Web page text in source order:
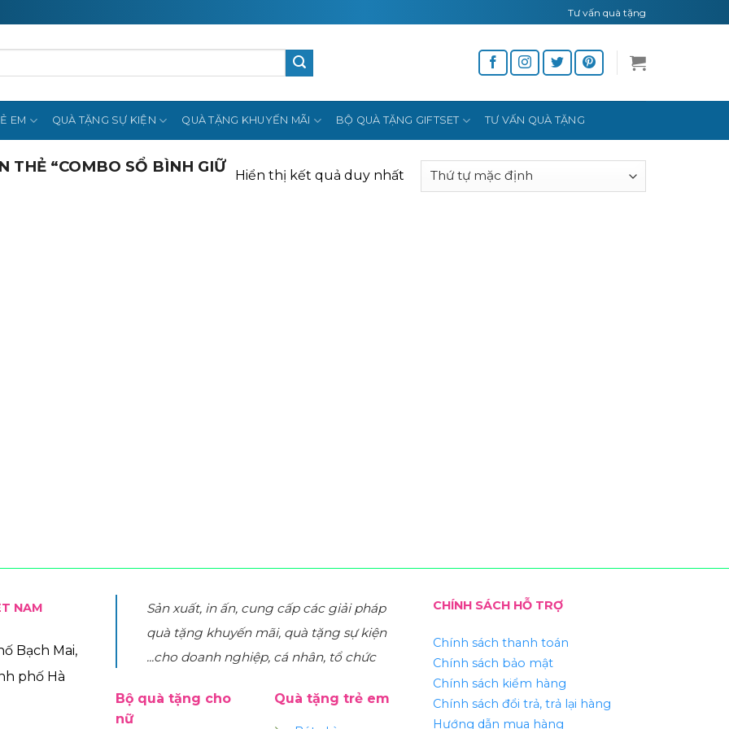
Tư vấn quà tặng
EM QUÀ TẶNG SỰ KIỆN QUÀ TẶNG KHUYẾN MÃI BỘ QUÀ TẶNG GIFTSET TƯ VẤN QUÀ TẶNG
THẺ “COMBO SỔ BÌNH GIỮ
Hiển thị kết quả duy nhất
NAM
Bạch Mai,
phố Hà
Sản xuất, in ấn, cung cấp các giải pháp
quà tặng khuyến mãi, quà tặng sự kiện
...cho doanh nghiệp, cá nhân, tổ chức
Bộ quà tặng cho
nữ
Quà tặng trẻ em
CHÍNH SÁCH HỖ TRỢ
Chính sách thanh toán
Chính sách bảo mật
Chính sách kiểm hàng
Chính sách đổi trả, trả lại hàng
Hướng dẫn mua hàng